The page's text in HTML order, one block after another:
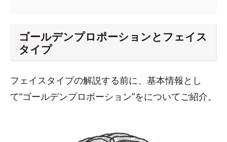
ゴールデンプロポーションとフェイス
タイプ
フェイスタイプの解説する前に、基本情報とし
て“ゴールデンプロポーション”をについてご紹介。